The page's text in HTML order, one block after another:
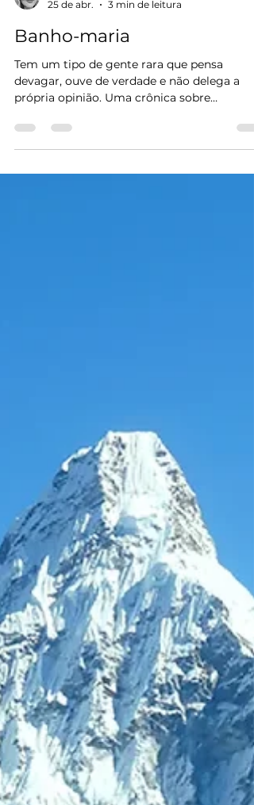
Rejayne Nardy
25 de abr.
3 min de leitura
Banho-maria
Tem um tipo de gente rara que pensa
própria opinião. Uma crônica sobre
profundidade, paciência e o prazer de